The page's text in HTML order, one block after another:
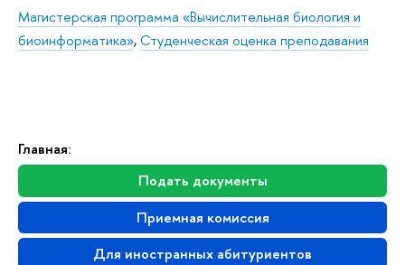
Главная:
Подать документы
Приемная комиссия
Для иностранных абитуриентов
Магистерская программа «Вычислительная биология и
биоинформатика»,Студенческая оценка преподавания